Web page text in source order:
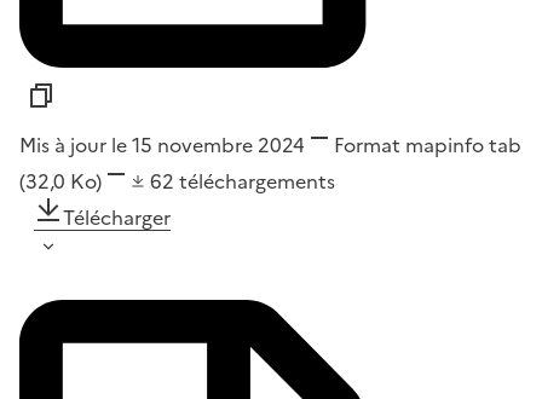
Mis à jour le 15 novembre 2024 Format mapinfo tab
(32,0 Ko)
62 téléchargements
Télécharger